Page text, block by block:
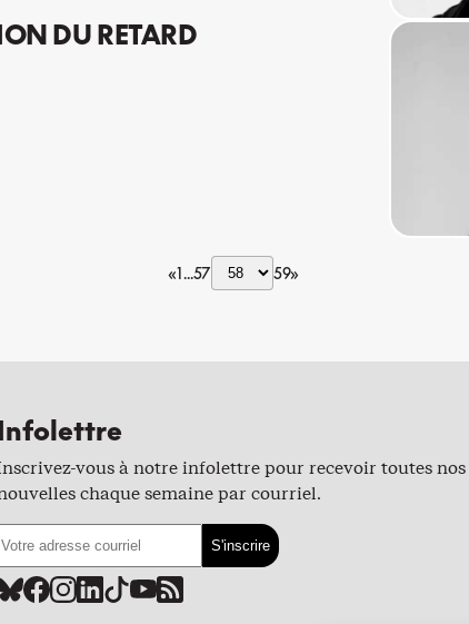
DU RETARD
«1 57 59»
vous à notre infolettre pour recevoir toutes nos
chaque semaine par courriel.